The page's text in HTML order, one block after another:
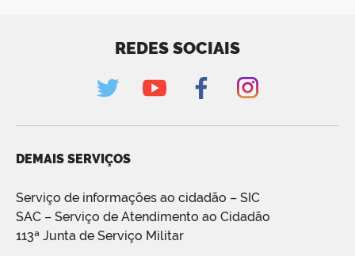
REDES SOCIAIS
DEMAIS SERVIÇOS
Serviço de informações ao cidadão – SIC
SAC – Serviço de Atendimento ao Cidadão
113ª Junta de Serviço Militar